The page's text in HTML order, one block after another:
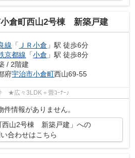
倉町西山2号棟 新築戸建
線 「 ＪＲ小倉 」駅 徒歩6分
京都線 「小倉 」駅 徒歩8分
/ 2階建
府宇治市小倉町西山69-55
★広々3LDK＋畳ｺｰﾅｰ♪
件情報がありません。
西山2号棟 新築戸建」への
合わせはこちら